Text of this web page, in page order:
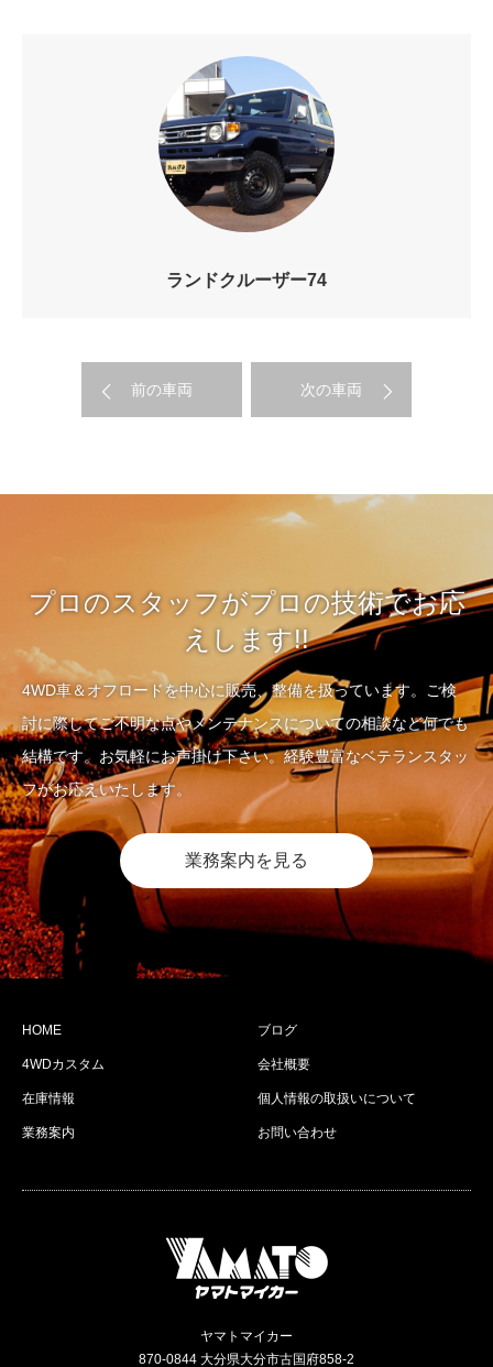
ランドクルーザー74
前の車両 次の車両
プロのスタッフがプロの技術でお応
えします!!
4WD車＆オフロードを中心に販売、整備を扱っています。ご検
討に際してご不明な点やメンテナンスについての相談など何でも
結構です。お気軽にお声掛け下さい。経験豊富なベテランスタッ
フがお応えいたします。
業務案内を見る
HOME
4WDカスタム
在庫情報
業務案内
ブログ
会社概要
個人情報の取扱いについて
お問い合わせ
ヤマトマイカー
870-0844 大分県大分市古国府858-2